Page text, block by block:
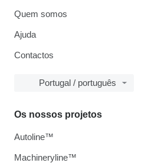
Quem somos
Ajuda
Contactos
Portugal / português
Os nossos projetos
Autoline™
Machineryline™